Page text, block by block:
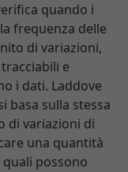
quando i
frequenza delle
di variazioni,
e
i dati. Laddove
basa sulla stessa
di variazioni di
una quantità
possono